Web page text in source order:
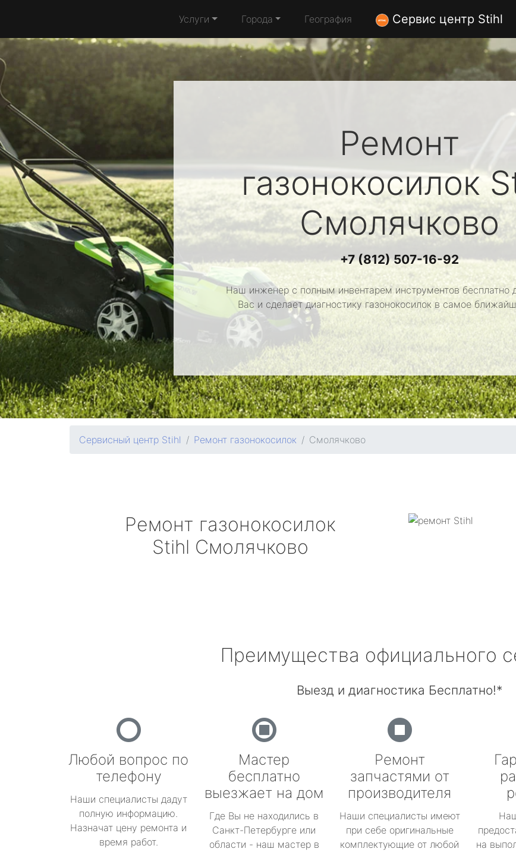
Услуги Города География Сервис центр Stihl
Ремонт
газонокосилок
Смолячково
+7 (812) 507-16-92
Наш инженер с полным инвентарем инструментов бесплатно
Вас и сделает диагностику газонокосилок в самое
Сервисный центр Stihl Ремонт газонокосилок Смолячково
Ремонт газонокосилок
Stihl Смолячково
Преимущества официального
Выезд и диагностика Бесплатно!*
Любой вопрос по
телефону
Наши специалисты дадут
полную информацию.
Назначат цену ремонта и
время работ.
Мастер
бесплатно
выезжает на дом
Где Вы не находились в
Санкт-Петербурге или
области - наш мастер в
Ремонт
запчастями от
производителя
Наши специалисты имеют
при себе оригинальные
комплектующие от любой
на